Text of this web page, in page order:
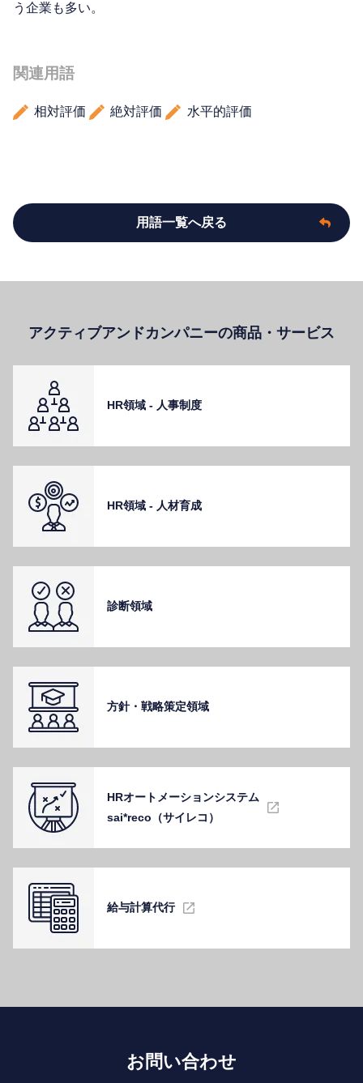
う企業も多い。
関連用語
相対評価 絶対評価 水平的評価
用語一覧へ戻る
アクティブアンドカンパニーの商品・サービス
HR領域 - ⼈事制度
HR領域 - ⼈材育成
診断領域
⽅針・戦略策定領域
HRオートメーションシステム
sai*reco（サイレコ）
給与計算代⾏
お問い合わせ